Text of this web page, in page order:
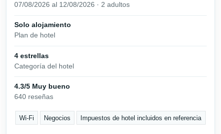
07/08/2026 al 12/08/2026 · 2 adultos
Solo alojamiento
Plan de hotel
4 estrellas
Categoría del hotel
4.3/5 Muy bueno
640 reseñas
Wi-Fi Negocios Impuestos de hotel incluidos en referencia